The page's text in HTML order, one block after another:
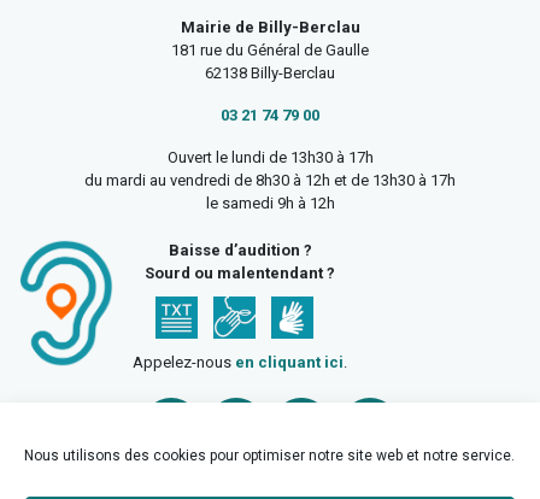
Nous utilisons des cookies pour optimiser notre site web et notre service.
Mairie de Billy-Berclau
181 rue du Général de Gaulle
62138 Billy-Berclau
03 21 74 79 00
Ouvert le lundi de 13h30 à 17h
du mardi au vendredi de 8h30 à 12h et de 13h30 à 17h
le samedi 9h à 12h
Baisse d’audition ?
Sourd ou malentendant ?
Appelez-nous en cliquant ici.